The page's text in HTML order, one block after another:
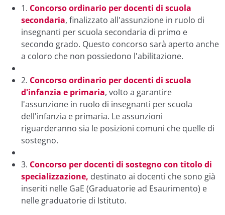
1. Concorso ordinario per docenti di scuola
secondaria, finalizzato all'assunzione in ruolo di
insegnanti per scuola secondaria di primo e
secondo grado. Questo concorso sarà aperto anche
a coloro che non possiedono l'abilitazione.
2. Concorso ordinario per docenti di scuola
d'infanzia e primaria, volto a garantire
l'assunzione in ruolo di insegnanti per scuola
dell'infanzia e primaria. Le assunzioni
riguarderanno sia le posizioni comuni che quelle di
sostegno.
3. Concorso per docenti di sostegno con titolo di
specializzazione, destinato ai docenti che sono già
inseriti nelle GaE (Graduatorie ad Esaurimento) e
nelle graduatorie di Istituto.